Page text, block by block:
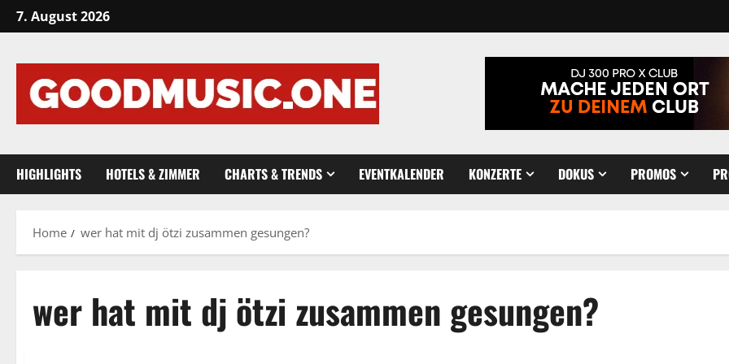
Skip
to
7. August 2026
HIGHLIGHTS HOTELS & ZIMMER CHARTS & TRENDS EVENTKALENDER KONZERTE DOKUS PROMOS
Home wer hat mit dj ötzi zusammen gesungen?
wer hat mit dj ötzi zusammen gesungen?